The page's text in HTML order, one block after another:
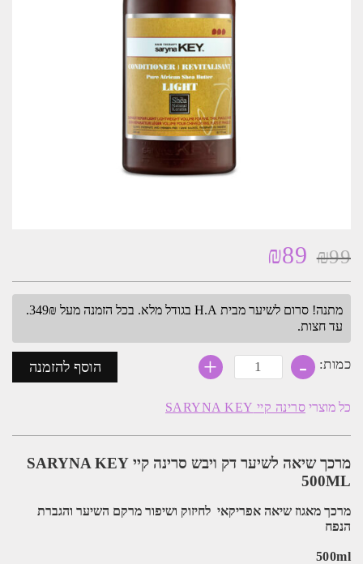
₪99
המחיר
היה:
₪99.
₪89
הוא:
₪89.
מתנה! סרום לשיער מבית H.A בגודל מלא. בכל הזמנה מעל 349₪.
עד חצות.
כמות: -
כמות
של
לשיער
ויבש
קיי
+ הוסף להזמנה
כל מוצרי סרינה קיי SARYNA KEY
מרכך שיאה לשיער דק ויבש סרינה קיי SARYNA KEY
500ML
מרכך מאגוז שיאה אפריקאי לחיזוק ושיפור מרקם השיער והגברת
הנפח
500ml